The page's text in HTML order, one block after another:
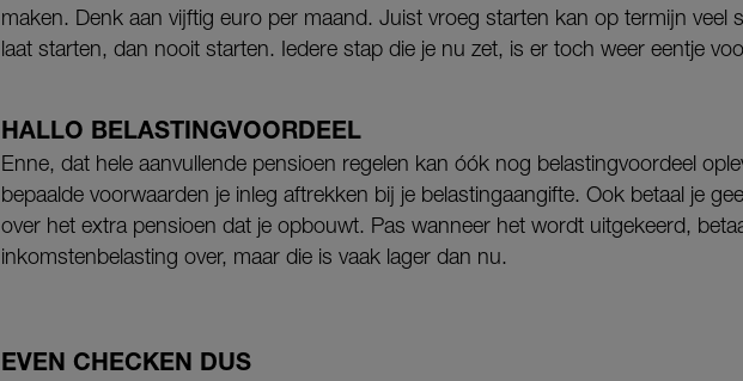
maken. Denk aan vijftig euro per maand. Juist vroeg starten kan op termijn veel
laat starten, dan nooit starten. Iedere stap die je nu zet, is er toch weer eentje
HALLO BELASTINGVOORDEEL
Enne, dat hele aanvullende pensioen regelen kan óók nog belastingvoordeel
bepaalde voorwaarden je inleg aftrekken bij je belastingaangifte. Ook betaal je
over het extra pensioen dat je opbouwt. Pas wanneer het wordt uitgekeerd,
inkomstenbelasting over, maar die is vaak lager dan nu.
EVEN CHECKEN DUS